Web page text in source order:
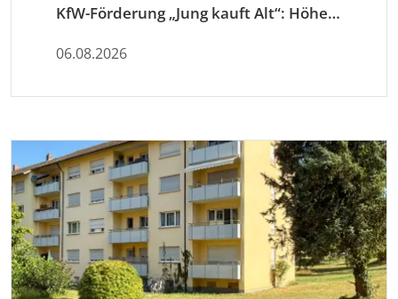
KfW-Förderung „Jung kauft Alt“: Höhere Kredite ab August 2026
06.08.2026